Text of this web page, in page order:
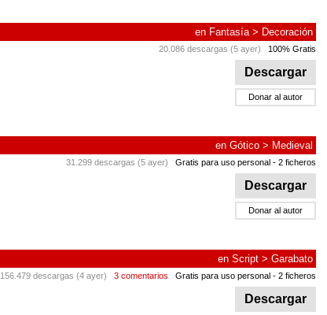
en Fantasía> Decoración
20.086 descargas (5 ayer) 100% Gratis
Descargar
Donar al autor
en Gótico > Medieval
31.299 descargas (5 ayer) Gratis para uso personal - 2 ficheros
Descargar
Donar al autor
en Script > Garabato
156.479 descargas (4 ayer) 3 comentarios Gratis para uso personal - 2 ficheros
Descargar